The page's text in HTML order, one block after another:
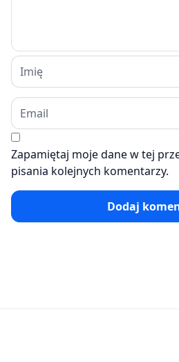
Zapamiętaj moje dane w tej
pisania kolejnych komentarzy.
Dodaj